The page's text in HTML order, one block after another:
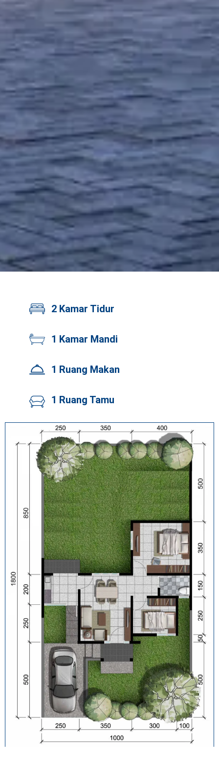
2 Kamar Tidur
1 Kamar Mandi
1 Ruang Makan
1 Ruang Tamu